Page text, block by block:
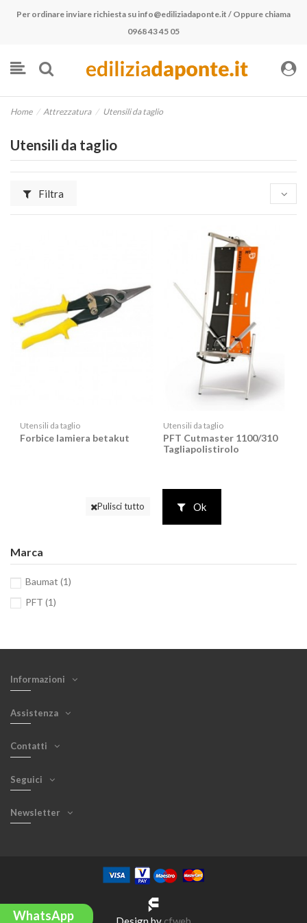
WhatsApp
Per ordinare inviare richiesta su info@ediliziadaponte.it / Oppure chiama
0968 43 45 05
Home Attrezzatura Utensili da taglio
Utensili da taglio
Filtra
Utensili da taglio
Forbice lamiera betakut
Utensili da taglio
PFT Cutmaster 1100/310
Tagliapolistirolo
Pulisci tutto Ok
Marca
Baumat (1)
PFT (1)
Informazioni
Assistenza
Contatti
Seguici
Newsletter